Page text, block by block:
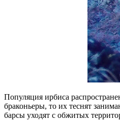
Популяция ирбиса
браконьеры, то их теснят
барсы уходят с обжитых